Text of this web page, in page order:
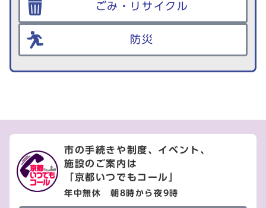
ごみ・リサイクル
防災
市の手続きや制度、イベント、
施設のご案内は
「京都いつでもコール」
年中無休 朝8時から夜9時